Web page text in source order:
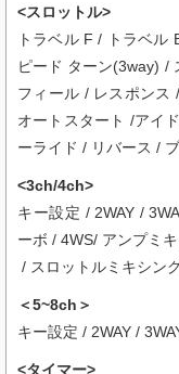
<スロットル>
トラベル F / トラベル
ピード ターン(3way) /
フィール / レスポンス
オートスタート /アイ
ーライド / リバース /
<3ch/4ch>
キー設定 / 2WAY /
ーボ / 4WS/ アンプミ
/ スロットルミキシン
＜5~8ch＞
キー設定 / 2WAY /
<タイマー>